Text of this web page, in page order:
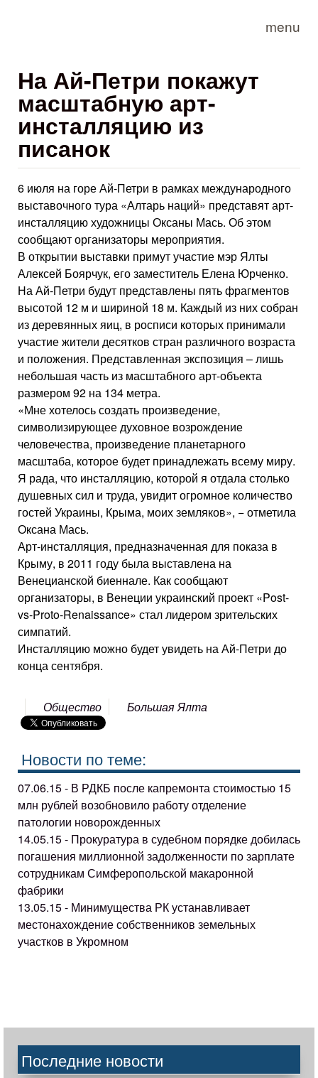
menu
На Ай-Петри покажут
масштабную арт-
инсталляцию из
писанок
6 июля на горе Ай-Петри в рамках международного
выставочного тура «Алтарь наций» представят арт-
инсталляцию художницы Оксаны Мась. Об этом
сообщают организаторы мероприятия.
В открытии выставки примут участие мэр Ялты
Алексей Боярчук, его заместитель Елена Юрченко.
На Ай-Петри будут представлены пять фрагментов
высотой 12 м и шириной 18 м. Каждый из них собран
из деревянных яиц, в росписи которых принимали
участие жители десятков стран различного возраста
и положения. Представленная экспозиция – лишь
небольшая часть из масштабного арт-объекта
размером 92 на 134 метра.
«Мне хотелось создать произведение,
символизирующее духовное возрождение
человечества, произведение планетарного
масштаба, которое будет принадлежать всему миру.
Я рада, что инсталляцию, которой я отдала столько
душевных сил и труда, увидит огромное количество
гостей Украины, Крыма, моих земляков», − отметила
Оксана Мась.
Арт-инсталляция, предназначенная для показа в
Крыму, в 2011 году была выставлена на
Венецианской биеннале. Как сообщают
организаторы, в Венеции украинский проект «Post-
vs-Proto-Renaissance» стал лидером зрительских
симпатий.
Инсталляцию можно будет увидеть на Ай-Петри до
конца сентября.
Общество Большая Ялта
Новости по теме:
07.06.15 - В РДКБ после капремонта стоимостью 15
млн рублей возобновило работу отделение
патологии новорожденных
14.05.15 - Прокуратура в судебном порядке добилась
погашения миллионной задолженности по зарплате
сотрудникам Симферопольской макаронной
фабрики
13.05.15 - Минимущества РК устанавливает
местонахождение собственников земельных
участков в Укромном
Последние новости